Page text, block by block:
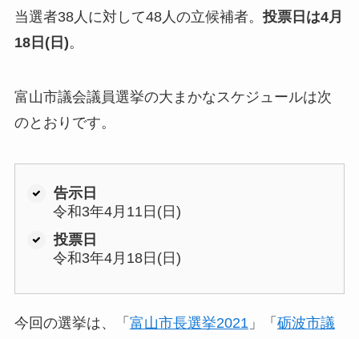
当選者38人に対して48人の立候補者。 投票日は4月
18日(日)。
富山市議会議員選挙の大まかなスケジュールは次
のとおりです。
告示日
令和3年4月11日(日)
投票日
令和3年4月18日(日)
今回の選挙は、「 富山市長選挙2021 」「 砺波市議